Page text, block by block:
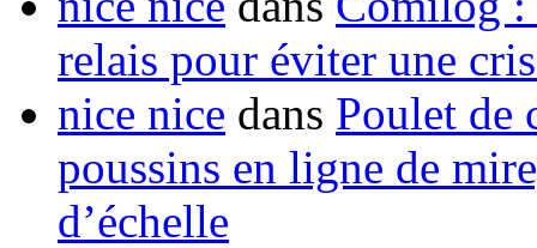
relais pour éviter une
nice nice dans Poulet de
poussins en ligne de
d’échelle